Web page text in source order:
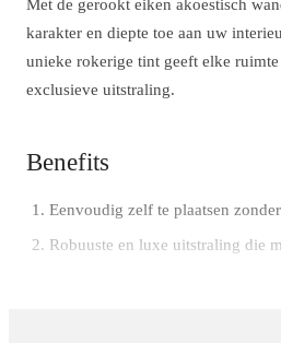
Met de gerookt eiken akoestisch
karakter en diepte toe aan uw
unieke rokerige tint geeft elke
exclusieve uitstraling.
Benefits
Eenvoudig zelf te plaatsen
Robuuste en luxe uitstraling die